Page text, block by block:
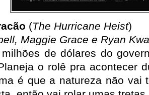
(The Hurricane Heist)
Maggie Grace e Ryan
de dólares do
o rolê pra acontecer
é que a natureza não vai